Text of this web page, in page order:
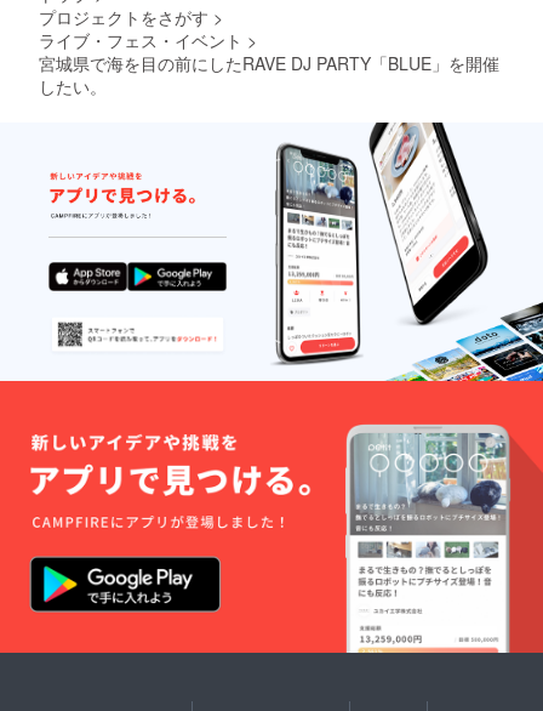
プロジェクトをさがす >
ライブ・フェス・イベント >
宮城県で海を目の前にしたRAVE DJ PARTY「BLUE」を開催
したい。